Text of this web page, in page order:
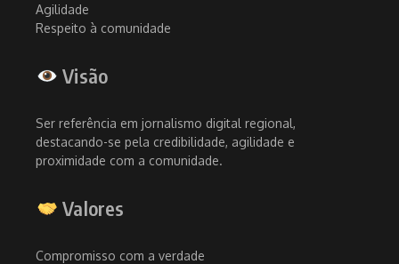
Agilidade
Respeito à comunidade
Visão
Ser referência em jornalismo digital regional,
destacando-se pela credibilidade, agilidade e
proximidade com a comunidade.
Valores
Compromisso com a verdade